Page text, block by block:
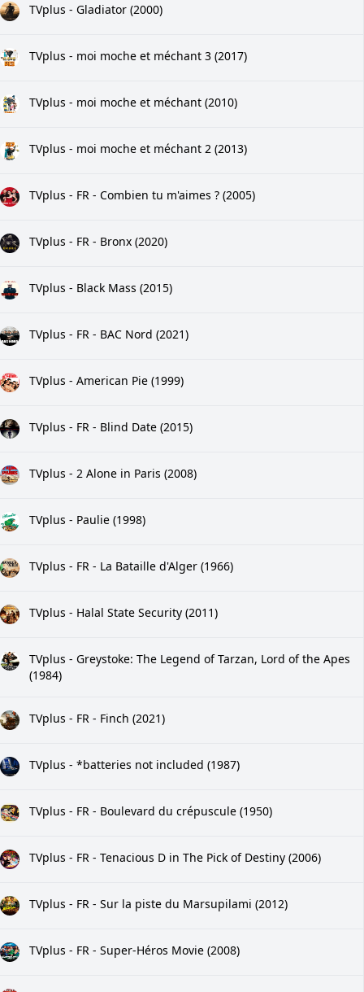
TVplus - Gladiator (2000)
TVplus - moi moche et méchant 3 (2017)
TVplus - moi moche et méchant (2010)
TVplus - moi moche et méchant 2 (2013)
TVplus - FR - Combien tu m'aimes ? (2005)
TVplus - FR - Bronx (2020)
TVplus - Black Mass (2015)
TVplus - FR - BAC Nord (2021)
TVplus - American Pie (1999)
TVplus - FR - Blind Date (2015)
TVplus - 2 Alone in Paris (2008)
TVplus - Paulie (1998)
TVplus - FR - La Bataille d'Alger (1966)
TVplus - Halal State Security (2011)
TVplus - Greystoke: The Legend of Tarzan, Lord of the Apes
(1984)
TVplus - FR - Finch (2021)
TVplus - *batteries not included (1987)
TVplus - FR - Boulevard du crépuscule (1950)
TVplus - FR - Tenacious D in The Pick of Destiny (2006)
TVplus - FR - Sur la piste du Marsupilami (2012)
TVplus - FR - Super-Héros Movie (2008)